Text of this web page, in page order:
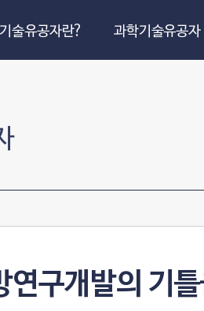
술유공자란? 과학기술유공자
연구개발의 기